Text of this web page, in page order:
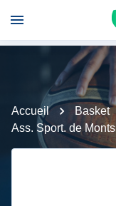
Accueil Basket
Ass. Sport. de Monts